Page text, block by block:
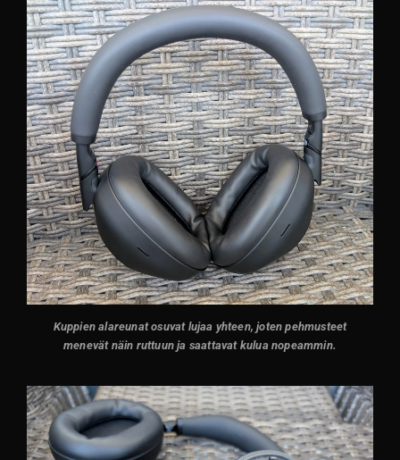
Kuppien alareunat osuvat lujaa yhteen, joten pehmusteet
menevät näin ruttuun ja saattavat kulua nopeammin.